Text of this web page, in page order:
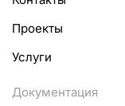
Проекты
Услуги
Документация